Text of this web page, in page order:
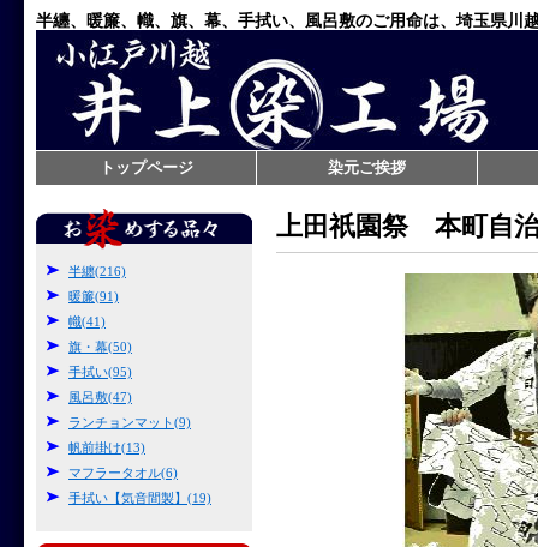
半纏、暖簾、幟、旗、幕、手拭い、風呂敷のご用命は、埼玉県
トップページ 染元ご挨拶
上田祇園祭 本町自
半纏(216)
暖簾(91)
幟(41)
旗・幕(50)
手拭い(95)
風呂敷(47)
ランチョンマット(9)
帆前掛け(13)
マフラータオル(6)
手拭い【気音間製】(19)